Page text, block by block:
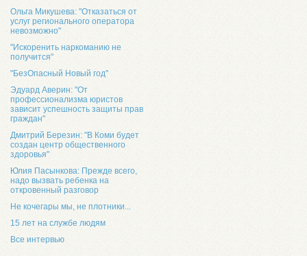
Ольга Микушева: "Отказаться от
услуг регионального оператора
невозможно"
"Искоренить наркоманию не
получится"
"БезОпасный Новый год"
Эдуард Аверин: "От
профессионализма юристов
зависит успешность защиты прав
граждан"
Дмитрий Березин: "В Коми будет
создан центр общественного
здоровья"
Юлия Пасынкова: Прежде всего,
надо вызвать ребенка на
откровенный разговор
Не кочегары мы, не плотники...
15 лет на службе людям
Все интервью